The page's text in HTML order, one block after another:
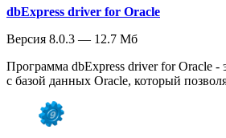
dbExpress driver for Oracle
Версия 8.0.3 — 12.7 Мб
Программа dbExpress driver for Oracle -
с базой данных Oracle, который